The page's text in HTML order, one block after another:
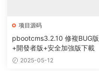
项目源码
pbootcms3.2.10 修複BUG版
+開發者版+安全加強版下載
2025-05-12